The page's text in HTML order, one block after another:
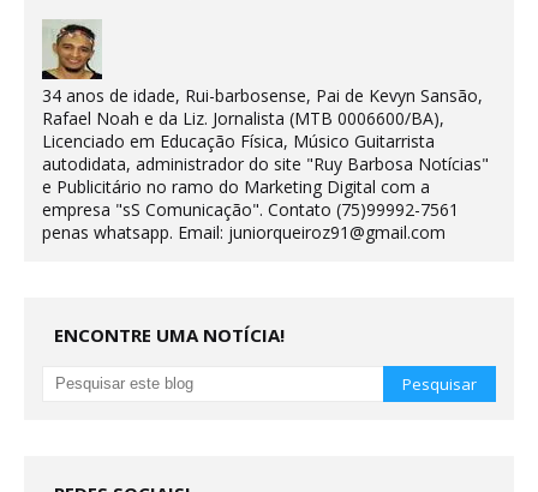
34 anos de idade, Rui-barbosense, Pai de Kevyn Sansão,
Rafael Noah e da Liz. Jornalista (MTB 0006600/BA),
Licenciado em Educação Física, Músico Guitarrista
autodidata, administrador do site "Ruy Barbosa Notícias"
e Publicitário no ramo do Marketing Digital com a
empresa "sS Comunicação". Contato (75)99992-7561
penas whatsapp. Email: juniorqueiroz91@gmail.com
ENCONTRE UMA NOTÍCIA!